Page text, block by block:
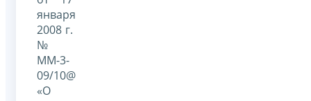
января
2008 г.
№
ММ-3-
09/10@
«О